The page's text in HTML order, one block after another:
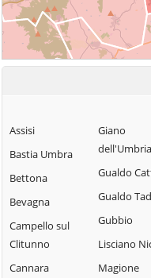
Assisi
Bastia Umbra
Bettona
Bevagna
Campello sul
Clitunno
Cannara
Giano
dell'Umbria
Gualdo
Gualdo
Gubbio
Lisciano
Magione